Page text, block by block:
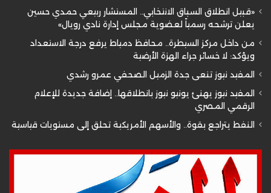
«قبيل انطلاق السباق الانتخابي.. المستشار ربيعي حمدي حسين
يعلن ترشحه رسمياً لعضوية مجلس إدارة نادي رويال»
من داخل مركز السيطرة.. محافظ دمياط يرفع درجة الاستعداد
ويؤكد: لا خسائر جراء الهزة الأرضية
المفيد نيوز تنعى جدة الزميل الصحفي عمرو رشدي
المفيد نيوز يهنئ يونيو نيوز بانطلاقها.. إضافة جديدة للإعلام
الرقمي المصري
النفط يتراجع بقوة.. والأسهم الأمريكية تحلق إلى مستويات قياسية